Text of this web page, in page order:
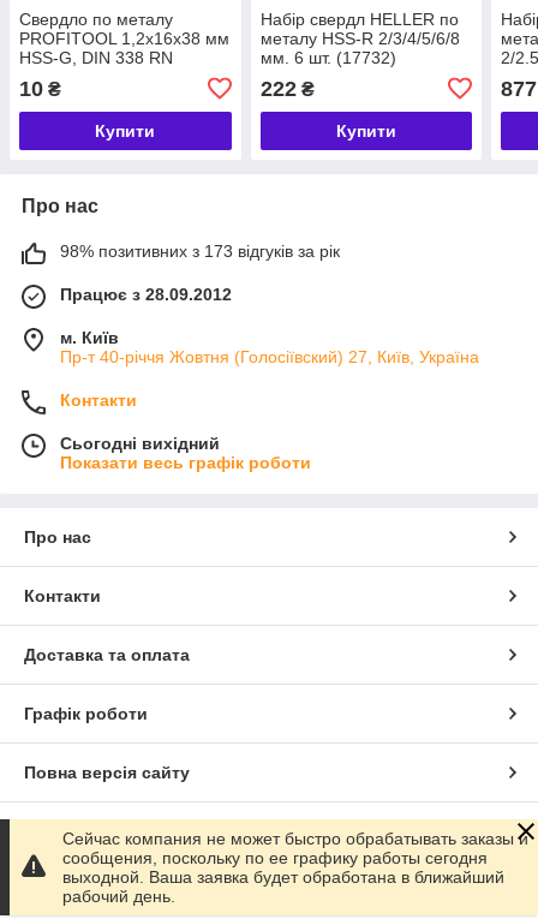
Свердло по металу
PROFITOOL 1,2х16х38 мм
HSS-G, DIN 338 RN
10 ₴
Купити
Набір свердл HELLER по
металу HSS-R 2/3/4/5/6/8
мм. 6 шт. (17732)
222₴
Купити
2/
877
Про нас
98% позитивних з 173 відгуків за рік
Працює з 28.09.2012
м. Київ
Пр-т 40-річчя Жовтня (Голосіївский) 27, Київ, Україна
Контакти
Сьогодні вихідний
Показати весь графік роботи
Про нас
Контакти
Доставка та оплата
Графік роботи
Повна версія сайту
Сайт створено на маркетплейсі Prom.ua
Політика конфіденційності
Сейчас компания не может быстро обрабатывать заказы и
сообщения, поскольку по ее графику работы сегодня
выходной. Ваша заявка будет обработана в ближайший
рабочий день.